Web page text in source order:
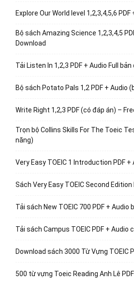
Explore Our World level 1,2,3,4,5,6 PDF
Bộ sách Amazing Science 1,2,3,4,5
Download
Tải Listen In 1,2,3 PDF + Audio Full
Bộ sách Potato Pals 1,2 PDF + Audio
Write Right 1,2,3 PDF (có đáp án) –
Trọn bộ Collins Skills For The Toeic
năng)
Very Easy TOEIC 1 Introduction PDF
Sách Very Easy TOEIC Second Edition
Tải sách New TOEIC 700 PDF + Audio
Tải sách Campus TOEIC PDF + Audio
Download sách 3000 Từ Vựng TOEIC
500 từ vựng Toeic Reading Anh Lê